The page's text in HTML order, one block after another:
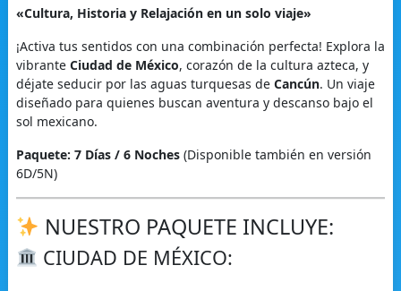
«Cultura, Historia y Relajación en un solo viaje»
¡Activa tus sentidos con una combinación perfecta! Explora la
vibrante Ciudad de México, corazón de la cultura azteca, y
déjate seducir por las aguas turquesas de Cancún. Un viaje
diseñado para quienes buscan aventura y descanso bajo el
sol mexicano.
Paquete: 7 Días / 6 Noches(Disponible también en versión
6D/5N)
NUESTRO PAQUETE INCLUYE:
CIUDAD DE MÉXICO: